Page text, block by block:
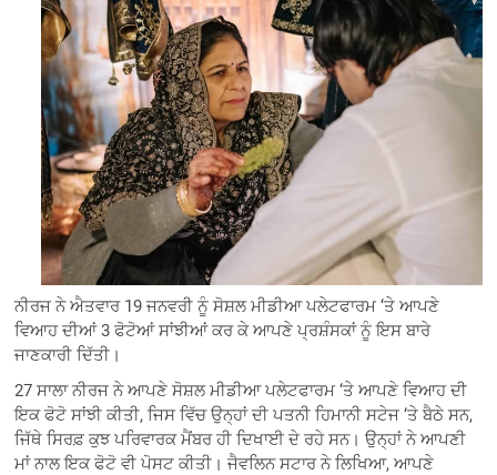
ਨੀਰਜ ਨੇ ਐਤਵਾਰ 19 ਜਨਵਰੀ ਨੂੰ ਸੋਸ਼ਲ ਮੀਡੀਆ ਪਲੇਟਫਾਰਮ ‘ਤੇ ਆਪਣੇ
ਵਿਆਹ ਦੀਆਂ 3 ਫੋਟੋਆਂ ਸਾਂਝੀਆਂ ਕਰ ਕੇ ਆਪਣੇ ਪ੍ਰਸ਼ੰਸਕਾਂ ਨੂੰ ਇਸ ਬਾਰੇ
ਜਾਣਕਾਰੀ ਦਿੱਤੀ।
27 ਸਾਲਾ ਨੀਰਜ ਨੇ ਆਪਣੇ ਸੋਸ਼ਲ ਮੀਡੀਆ ਪਲੇਟਫਾਰਮ ‘ਤੇ ਆਪਣੇ ਵਿਆਹ ਦੀ
ਇਕ ਫੋਟੋ ਸਾਂਝੀ ਕੀਤੀ, ਜਿਸ ਵਿੱਚ ਉਨ੍ਹਾਂ ਦੀ ਪਤਨੀ ਹਿਮਾਨੀ ਸਟੇਜ ‘ਤੇ ਬੈਠੇ ਸਨ,
ਜਿੱਥੇ ਸਿਰਫ਼ ਕੁਝ ਪਰਿਵਾਰਕ ਮੈਂਬਰ ਹੀ ਦਿਖਾਈ ਦੇ ਰਹੇ ਸਨ। ਉਨ੍ਹਾਂ ਨੇ ਆਪਣੀ
ਮਾਂ ਨਾਲ ਇਕ ਫੋਟੋ ਵੀ ਪੋਸਟ ਕੀਤੀ। ਜੈਵਲਿਨ ਸਟਾਰ ਨੇ ਲਿਖਿਆ, ਆਪਣੇ